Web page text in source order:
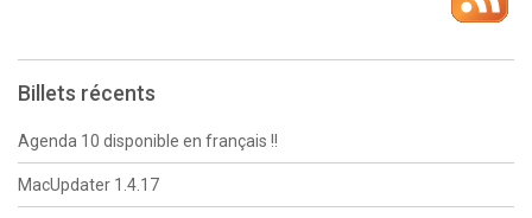
Billets récents
Agenda 10 disponible en français !!
MacUpdater 1.4.17